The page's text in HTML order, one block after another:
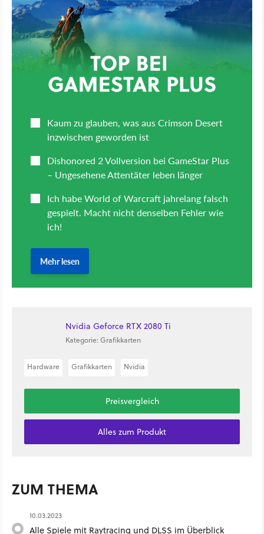
Nvidia Geforce RTX 2080 Ti
Kategorie: Grafikkarten
Hardware Grafikkarten Nvidia
Preisvergleich
Alles zum Produkt
ZUM THEMA
10.03.2023
Alle Spiele mit Raytracing und DLSS im Überblick